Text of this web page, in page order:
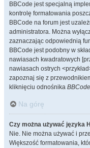
BBCode jest specjalną
kontrolę formatowania
BBCode na forum jest
administratora. Można
zaznaczając odpowiednią
BBCode jest podobny w
nawiasach kwadratowych
nawiasach ostrych
zapoznaj się z
kliknięciu odnośnika BBCode
Na górę
Czy można używać języka
Nie. Nie można używać i
Większość formatowania,